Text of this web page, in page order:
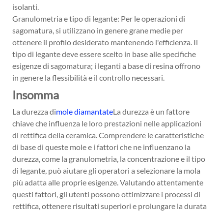
isolanti.
Granulometria e tipo di legante: Per le operazioni di
sagomatura, si utilizzano in genere grane medie per
ottenere il profilo desiderato mantenendo l'efficienza. Il
tipo di legante deve essere scelto in base alle specifiche
esigenze di sagomatura; i leganti a base di resina offrono
in genere la flessibilità e il controllo necessari.
Insomma
La durezza dimole diamantateLa durezza è un fattore
chiave che influenza le loro prestazioni nelle applicazioni
di rettifica della ceramica. Comprendere le caratteristiche
di base di queste mole e i fattori che ne influenzano la
durezza, come la granulometria, la concentrazione e il tipo
di legante, può aiutare gli operatori a selezionare la mola
più adatta alle proprie esigenze. Valutando attentamente
questi fattori, gli utenti possono ottimizzare i processi di
rettifica, ottenere risultati superiori e prolungare la durata